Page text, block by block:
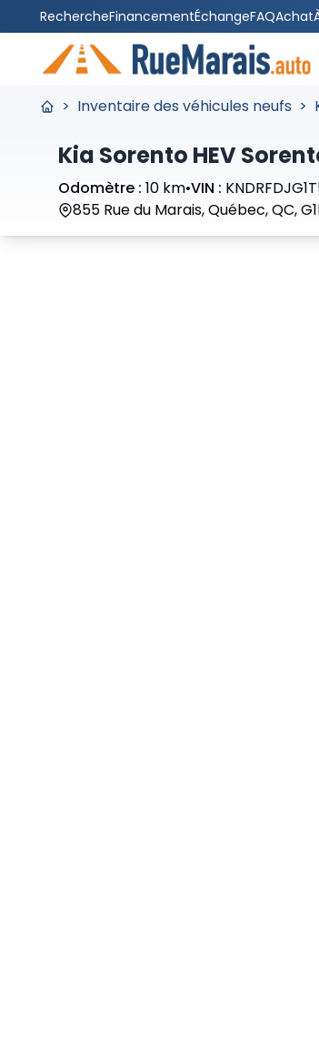
RechercheFinancementÉchangeFAQAchat
> Inventaire des véhicules neufs >
Kia Sorento HEV
Odomètre : 10 km•VIN :
855 Rue du Marais, Québec, QC,